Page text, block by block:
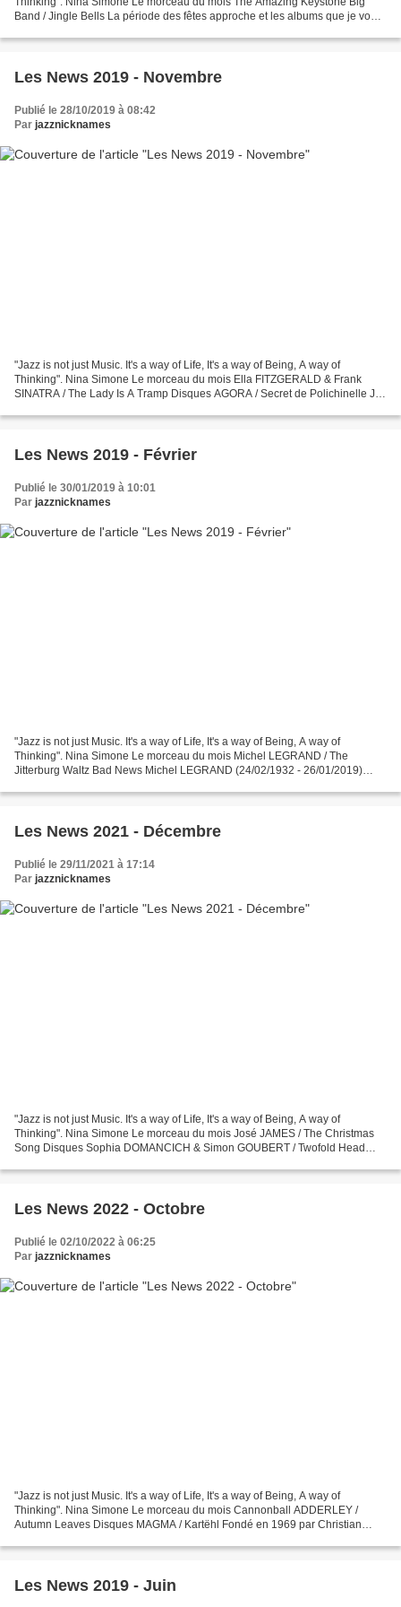
Band / Jingle Bells La période des fêtes approche et les albums que je vous
Les News 2019 - Novembre
Publié le 28/10/2019 à 08:42
Par jazznicknames
"Jazz is not just Music. It's a way of Life, It's a way of Being, A way of
Thinking". Nina Simone Le morceau du mois Ella FITZGERALD & Frank
SINATRA / The Lady Is A Tramp Disques AGORA / Secret de Polichinelle J'ai
Les News 2019 - Février
Publié le 30/01/2019 à 10:01
Par jazznicknames
"Jazz is not just Music. It's a way of Life, It's a way of Being, A way of
Thinking". Nina Simone Le morceau du mois Michel LEGRAND / The
Jitterburg Waltz Bad News Michel LEGRAND (24/02/1932 - 26/01/2019)
Les News 2021 - Décembre
Publié le 29/11/2021 à 17:14
Par jazznicknames
"Jazz is not just Music. It's a way of Life, It's a way of Being, A way of
Thinking". Nina Simone Le morceau du mois José JAMES / The Christmas
Song Disques Sophia DOMANCICH & Simon GOUBERT / Twofold Head
Les News 2022 - Octobre
Publié le 02/10/2022 à 06:25
Par jazznicknames
"Jazz is not just Music. It's a way of Life, It's a way of Being, A way of
Thinking". Nina Simone Le morceau du mois Cannonball ADDERLEY /
Autumn Leaves Disques MAGMA / Kartëhl Fondé en 1969 par Christian
Les News 2019 - Juin